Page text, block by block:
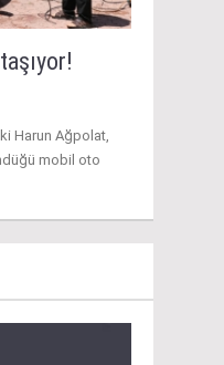
Harun Ağpolat,
mobil oto